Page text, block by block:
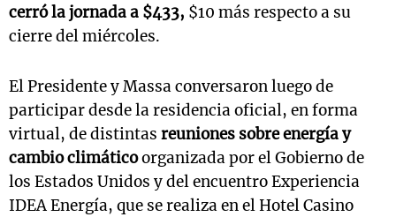
cerró la jornada a $433, $10 más respecto a su
cierre del miércoles.
El Presidente y Massa conversaron luego de
participar desde la residencia oficial, en forma
virtual, de distintas reuniones sobre energía y
cambio climáticoorganizada por el Gobierno de
los Estados Unidos y del encuentro Experiencia
IDEA Energía, que se realiza en el Hotel Casino